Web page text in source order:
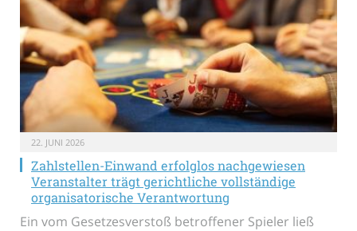
22. JUNI 2026
Zahlstellen-Einwand erfolglos nachgewiesen
Veranstalter trägt gerichtliche vollständige
organisatorische Verantwortung
Ein vom Gesetzesverstoß betroffener Spieler ließ